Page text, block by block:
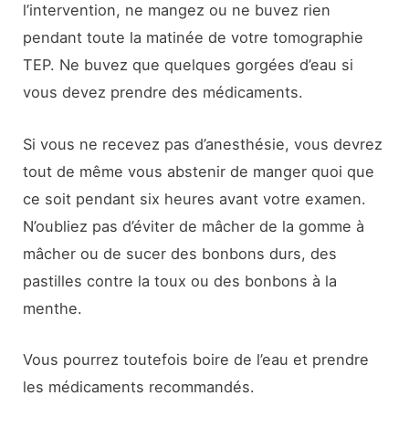
l’intervention, ne mangez ou ne buvez rien
pendant toute la matinée de votre tomographie
TEP. Ne buvez que quelques gorgées d’eau si
vous devez prendre des médicaments.
Si vous ne recevez pas d’anesthésie, vous devrez
tout de même vous abstenir de manger quoi que
ce soit pendant six heures avant votre examen.
N’oubliez pas d’éviter de mâcher de la gomme à
mâcher ou de sucer des bonbons durs, des
pastilles contre la toux ou des bonbons à la
menthe.
Vous pourrez toutefois boire de l’eau et prendre
les médicaments recommandés.